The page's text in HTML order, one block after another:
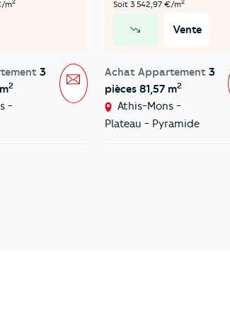
m2
3
2
-
Message
Soit 3 542,97 €/m2
Vente
Achat Appartement 3
pièces 81,57 m2
Athis-Mons -
Plateau - Pyramide